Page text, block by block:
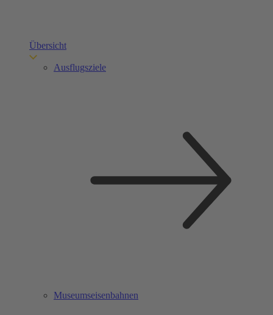
Übersicht
Ausflugsziele
Museumseisenbahnen